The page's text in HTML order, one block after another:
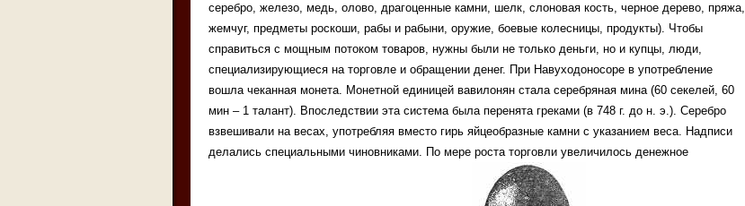
серебро, железо, медь, олово, драгоценные камни, шелк, слоновая кость, черное дерево, пряжа,
жемчуг, предметы роскоши, рабы и рабыни, оружие, боевые колесницы, продукты). Чтобы
справиться с мощным потоком товаров, нужны были не только деньги, но и купцы, люди,
специализирующиеся на торговле и обращении денег. При Навуходоносоре в употребление
вошла чеканная монета. Монетной единицей вавилонян стала серебряная мина (60 секелей, 60
мин – 1 талант). Впоследствии эта система была перенята греками (в 748 г. до н. э.). Серебро
взвешивали на весах, употребляя вместо гирь яйцеобразные камни с указанием веса. Надписи
делались специальными чиновниками. По мере роста торговли увеличилось денежное